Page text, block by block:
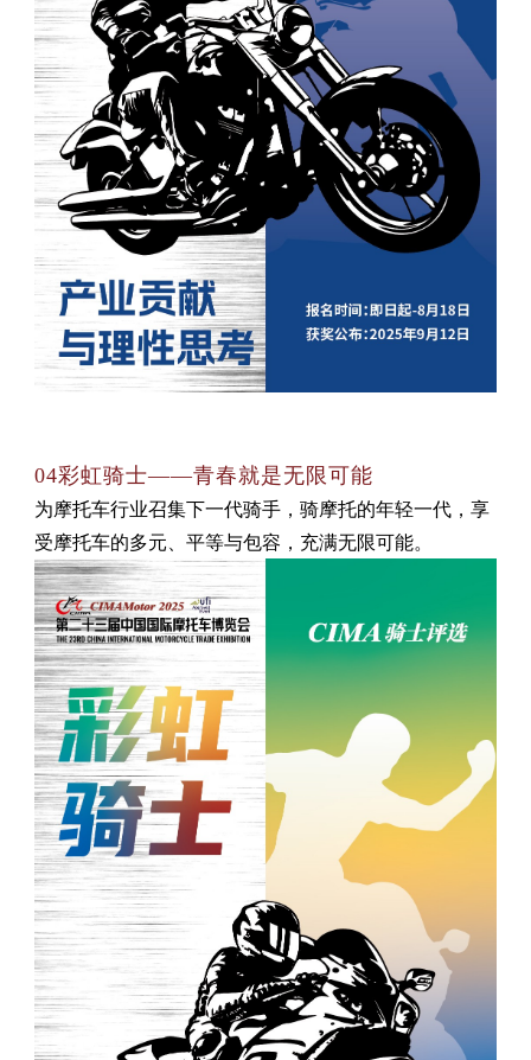
04彩虹骑士——青春就是无限可能
为摩托车行业召集下一代骑手，骑摩托的年轻一代，享
受摩托车的多元、平等与包容，充满无限可能。